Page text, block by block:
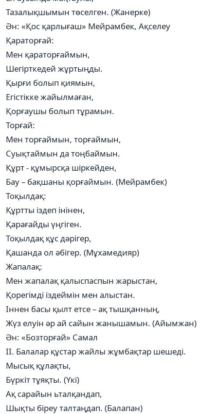
Тазалықшымын төселген. (Жанерке)
Ән: «Қос қарлығаш» Мейрамбек, Ақселеу
Қараторғай:
Мен қараторғаймын,
Шегірткедей жұртыңды.
Қырғи болып қиямын,
Егістікке жайылмаған,
Қорғаушы болып тұрамын.
Торғай:
Мен торғаймын, торғаймын,
Суықтаймын да тоңбаймын.
Құрт - құмырсқа шіркейден,
Бау – бақшаны қорғаймын. (Мейрамбек)
Тоқылдақ:
Құртты іздеп інінен,
Қарағайды үңгіген.
Тоқылдақ құс дәрігер,
Қашанда ол әбігер. (Мұхамедияр)
Жапалақ:
Мен жапалақ қалыспаспын жарыстан,
Қорегімді іздеймін мен алыстан.
Іннен басы қылт етсе – ақ тышқанның,
Жүз елуін әр ай сайын жанышамын. (Айымжан)
Ән: «Бозторғай» Самал
ІІ. Балалар құстар жайлы жұмбақтар шешеді.
Мысық құлақты,
Бүркіт тұяқты. (Үкі)
Ақ сарайын ьталқандап,
Шықты біреу талтаңдап. (Балапан)